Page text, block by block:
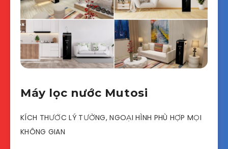
Máy lọc nước Mutosi
KÍCH THƯỚC LÝ TƯỞNG, NGOẠI HÌNH PHÙ HỢP MỌI
KHÔNG GIAN